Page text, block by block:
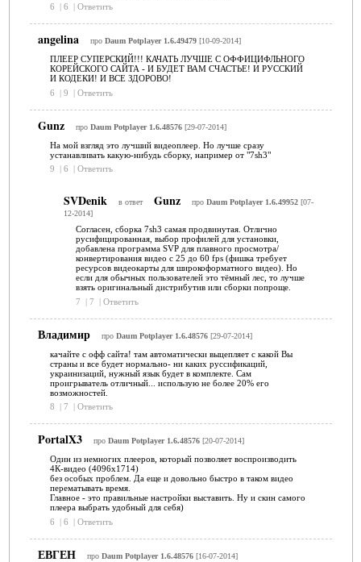
6
| 6 | Ответить
angelina про Daum Potplayer 1.6.49479[10-09-2014]
ПЛЕЕР СУПЕРСКИЙ!!! КАЧАТЬ ЛУЧШЕ С ОФФИЦИФЛЬНОГО
КОРЕЙСКОГО САЙТА - И БУДЕТ ВАМ СЧАСТЬЕ! И РУССКИЙ
И КОДЕКИ! И ВСЕ ЗДОРОВО!
6
| 9 | Ответить
Gunz про Daum Potplayer 1.6.48576[29-07-2014]
На мой взгляд это лучший видеоплеер. Но лучше сразу
устанавливать какую-нибудь сборку, например от "7sh3"
9
| 6 | Ответить
SVDenik в ответ Gunz про Daum Potplayer 1.6.49952[07-
12-2014]
Согласен, сборка 7sh3 самая продвинутая. Отлично
русифицированная, выбор профилей для установки,
добавлена программа SVP для плавного просмотра/
конвертирования видео с 25 до 60 fps (фишка требует
ресурсов видеокарты для широкоформатного видео). Но
если для обычных пользователей это тёмный лес, то лучше
взять оригинальный дистрибутив или сборки попроще.
7
| 7 | Ответить
Владимир про Daum Potplayer 1.6.48576[29-07-2014]
качайте с офф сайта! там автоматически выцепляет с какой Вы
страны и все будет нормально- ни каких руссификаций,
украинизаций, нужный язык будет в комплекте. Сам
проигрыватель отличный... использую не более 20% его
возможностей.
8
| 7 | Ответить
PortalX3 про Daum Potplayer 1.6.48576[20-07-2014]
Один из немногих плееров, который позволяет воспроизводить
4К-видео (4096х1714)
без особых проблем. Да еще и довольно быстро в таком видео
перематывать время.
Главное - это правильные настройки выставить. Ну и скин самого
плеера выбрать удобный для себя)
6
| 6 | Ответить
ЕВГЕН про Daum Potplayer 1.6.48576[16-07-2014]